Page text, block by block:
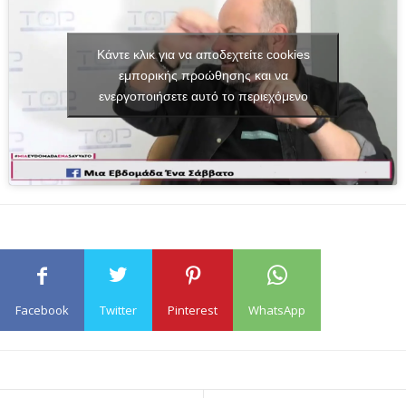
Κάντε κλικ για να αποδεχτείτε cookies
εμπορικής προώθησης και να
ενεργοποιήσετε αυτό το περιεχόμενο
Facebook Twitter Pinterest WhatsApp